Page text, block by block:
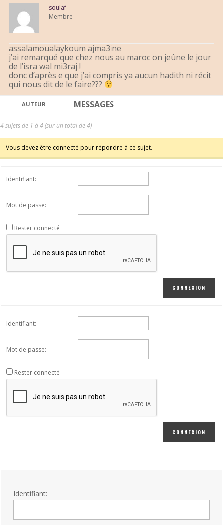
soulaf
Membre
assalamoualaykoum ajma3ine
j’ai remarqué que chez nous au maroc on jeûne le jour
de l’isra wal mi3raj !
donc d’après e que j’ai compris ya aucun hadith ni récit
qui nous dit de le faire???
AUTEUR MESSAGES
4 sujets de 1 à 4 (sur un total de 4)
Vous devez être connecté pour répondre à ce sujet.
Identifiant:
Mot de passe:
Rester connecté
CONNEXION
Identifiant:
Mot de passe:
Rester connecté
CONNEXION
Identifiant: